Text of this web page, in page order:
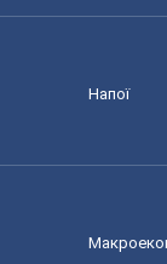
Напої